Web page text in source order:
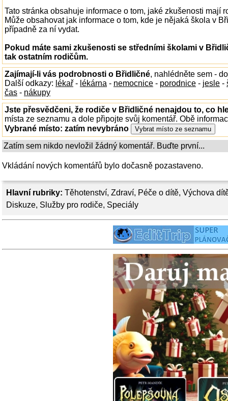
Hlavní rubriky: Těhotenství, Zdraví, Péče o dítě, Výchova
Diskuze, Služby pro rodiče, Speciály
Tato stránka obsahuje informace o tom, jaké zkušenosti mají
Může obsahovat jak informace o tom, kde je nějaká škola v
případně za ní vydat.
Pokud máte sami zkušenosti se středními školami v
tak ostatním rodičům.
Zajímají-li vás podrobnosti o Břidličné, nahlédněte sem -
Další odkazy: lékař - lékárna - nemocnice - porodnice - jesle -
čas - nákupy
Jste přesvědčeni, že rodiče v Břidličné nenajdou to, co
místa ze seznamu a dole připojte svůj komentář. Obě
Vybrané místo: zatím nevybráno
Zatím sem nikdo nevložil žádný komentář. Buďte první...
Vkládání nových komentářů bylo dočasně pozastaveno.